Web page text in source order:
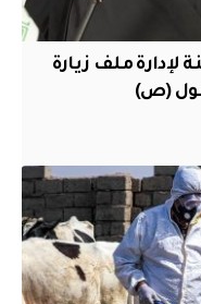
ملف زيارة
(ص)